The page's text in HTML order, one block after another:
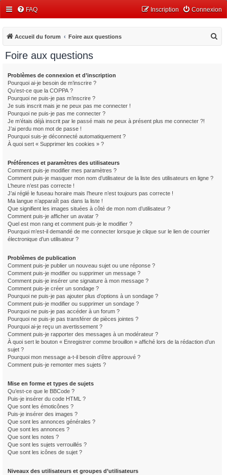
FAQ Connexion
Inscription
Accueil du forum Foire aux questions
Foire aux questions
Problèmes de connexion et d’inscription
Pourquoi ai-je besoin de m’inscrire ?
Qu’est-ce que la COPPA ?
Pourquoi ne puis-je pas m’inscrire ?
Je suis inscrit mais je ne peux pas me connecter !
Pourquoi ne puis-je pas me connecter ?
Je m’étais déjà inscrit par le passé mais ne peux à présent plus me connecter ?!
J’ai perdu mon mot de passe !
Pourquoi suis-je déconnecté automatiquement ?
À quoi sert « Supprimer les cookies » ?
Préférences et paramètres des utilisateurs
Comment puis-je modifier mes paramètres ?
Comment puis-je masquer mon nom d’utilisateur de la liste des utilisateurs en ligne ?
L’heure n’est pas correcte !
J’ai réglé le fuseau horaire mais l’heure n’est toujours pas correcte !
Ma langue n’apparaît pas dans la liste !
Que signifient les images situées à côté de mon nom d’utilisateur ?
Comment puis-je afficher un avatar ?
Quel est mon rang et comment puis-je le modifier ?
Pourquoi m’est-il demandé de me connecter lorsque je clique sur le lien de courrier
électronique d’un utilisateur ?
Problèmes de publication
Comment puis-je publier un nouveau sujet ou une réponse ?
Comment puis-je modifier ou supprimer un message ?
Comment puis-je insérer une signature à mon message ?
Comment puis-je créer un sondage ?
Pourquoi ne puis-je pas ajouter plus d’options à un sondage ?
Comment puis-je modifier ou supprimer un sondage ?
Pourquoi ne puis-je pas accéder à un forum ?
Pourquoi ne puis-je pas transférer de pièces jointes ?
Pourquoi ai-je reçu un avertissement ?
Comment puis-je rapporter des messages à un modérateur ?
À quoi sert le bouton « Enregistrer comme brouillon » affiché lors de la rédaction d’un
sujet ?
Pourquoi mon message a-t-il besoin d’être approuvé ?
Comment puis-je remonter mes sujets ?
Mise en forme et types de sujets
Qu’est-ce que le BBCode ?
Puis-je insérer du code HTML ?
Que sont les émoticônes ?
Puis-je insérer des images ?
Que sont les annonces générales ?
Que sont les annonces ?
Que sont les notes ?
Que sont les sujets verrouillés ?
Que sont les icônes de sujet ?
Niveaux des utilisateurs et groupes d’utilisateurs